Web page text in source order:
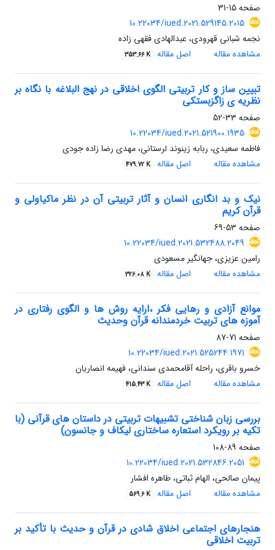
صفحه15-31
10.22034/iued.2021.529145.2015
نجمه شبانی قهرودی، عبدالهادی فقهی زاده
مشاهده مقاله
اصل مقاله 353.66 K
تبیین ساز و کار تربیتی الگوی اخلاقی در نهج البلاغه با نگاه بر
نظریه ی زاگزبستکی
صفحه 33-52
10.22034/iued.2021.521900.1935
فاطمه سعیدی، ربابه زینوند لرستانی، مهدی رضا زاده جودی
مشاهده مقاله
اصل مقاله 479.72 K
نیک و بد انگاری انسان و آثار تربیتی آن در نظر ماکیاولی و
قرآن کریم
صفحه 53-69
10.22034/iued.2021.532488.2049
رامین عزیزی، جهانگیر مسعودی
مشاهده مقاله
اصل مقاله 326.08 K
موانع آزادی و رهایی فکر ،ارایه روش ها و الگوی رفتاری در
آموزه های تربیت خردمندانه قرآن وحدیث
صفحه 71-87
10.22034/iued.2021.525244.1971
خسرو باقری، راحله آقامحمدی سندانی، فهیمه انصاریان
مشاهده مقاله
اصل مقاله 415.43 K
بررسی زبان شناختی تشبیهات تربیتی در داستان های قرآنی (با
تکیه بر رویکرد استعاره ساختاری لیکاف و جانسون)
صفحه 89-108
10.22034/iued.2021.532846.2051
پیمان صالحی، الهام ثباتی، طاهره افشار
مشاهده مقاله
اصل مقاله 569.6 K
هنجارهای اجتماعی اخلاق شادی در قرآن و حدیث با تأکید بر
تربیت اخلاقی